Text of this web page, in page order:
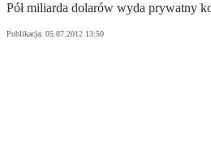
Pół miliarda dolarów wyda prywatny
Publikacja: 05.07.2012 13:50